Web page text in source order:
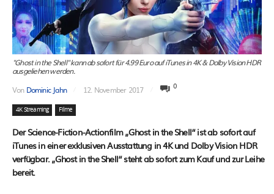
"Ghost in the Shell" kann ab sofort für 4.99 Euro auf iTunes in 4K & Dolby Vision HDR
ausgeliehen werden.
Von Dominic Jahn 12. November 2017 0
4K Streaming Filme
Der Science-Fiction-Actionfilm „Ghost in the Shell“ ist ab sofort auf
iTunes in einer exklusiven Ausstattung in 4K und Dolby Vision HDR
verfügbar. „Ghost in the Shell“ steht ab sofort zum Kauf und zur Leihe
bereit.